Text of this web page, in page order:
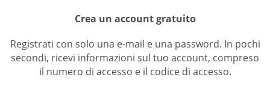
Crea un account gratuito
Registrati con solo una e-mail e una password. In pochi
secondi, ricevi informazioni sul tuo account, compreso
il numero di accesso e il codice di accesso.